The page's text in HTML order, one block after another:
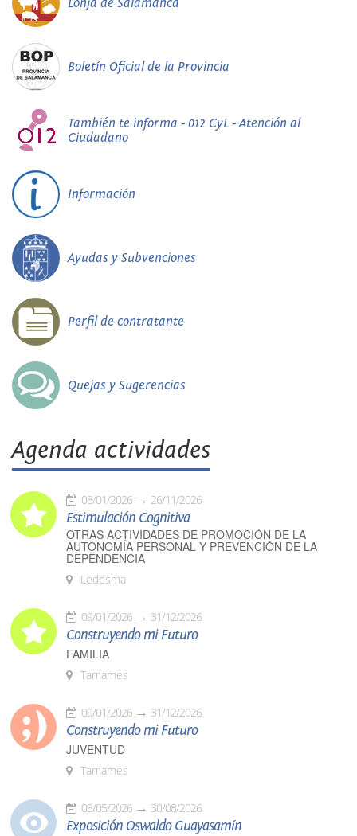
Boletín Oficial de la Provincia
También te informa - 012 CyL - Atención al
Ciudadano
Información
Ayudas y Subvenciones
Perfil de contratante
Quejas y Sugerencias
Agenda actividades
08/01/2026 26/11/2026
Estimulación Cognitiva
OTRAS ACTIVIDADES DE PROMOCIÓN DE LA
AUTONOMÍA PERSONAL Y PREVENCIÓN DE LA
DEPENDENCIA
Ledesma
09/01/2026 31/12/2026
Construyendo mi Futuro
FAMILIA
Tamames
09/01/2026 31/12/2026
Construyendo mi Futuro
JUVENTUD
Tamames
08/05/2026 30/08/2026
Exposición Oswaldo Guayasamín